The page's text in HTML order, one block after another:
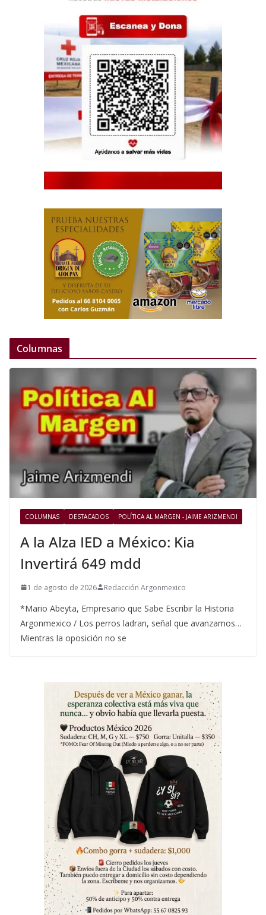
Columnas
COLUMNAS DESTACADOS POLÍTICA AL MARGEN - JAIME ARIZMENDI
A la Alza IED a México: Kia
Invertirá 649 mdd
1 de agosto de 2026 Redacción Argonmexico
*Mario Abeyta, Empresario que Sabe Escribir la Historia
Argonmexico / Los perros ladran, señal que avanzamos…
Mientras la oposición no se